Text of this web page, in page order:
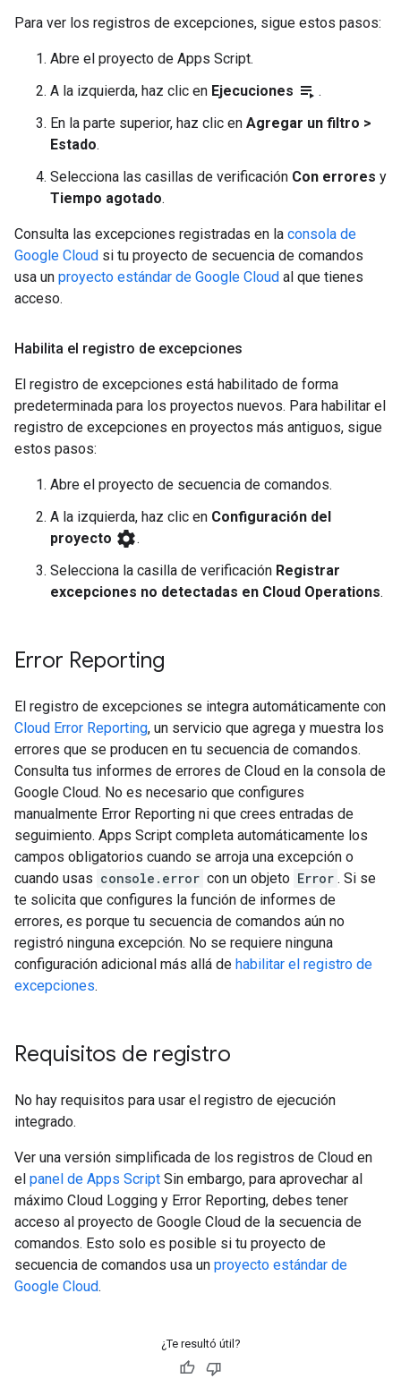
Para ver los registros de excepciones, sigue estos pasos:
Abre el proyecto de Apps Script.
A la izquierda, haz clic en Ejecuciones playlist_play .
En la parte superior, haz clic en Agregar un filtro >
Estado.
Selecciona las casillas de verificación Con errores y
Tiempo agotado.
Consulta las excepciones registradas en la consola de
Google Cloud si tu proyecto de secuencia de comandos
usa un proyecto estándar de Google Cloud al que tienes
acceso.
Habilita el registro de excepciones
El registro de excepciones está habilitado de forma
predeterminada para los proyectos nuevos. Para habilitar el
registro de excepciones en proyectos más antiguos, sigue
estos pasos:
Abre el proyecto de secuencia de comandos.
A la izquierda, haz clic en Configuración del
proyecto settings.
Selecciona la casilla de verificación Registrar
excepciones no detectadas en Cloud Operations.
Error Reporting
El registro de excepciones se integra automáticamente con
Cloud Error Reporting, un servicio que agrega y muestra los
errores que se producen en tu secuencia de comandos.
Consulta tus informes de errores de Cloud en la consola de
Google Cloud. No es necesario que configures
manualmente Error Reporting ni que crees entradas de
seguimiento. Apps Script completa automáticamente los
campos obligatorios cuando se arroja una excepción o
cuando usas console.error con un objeto Error . Si se
te solicita que configures la función de informes de
errores, es porque tu secuencia de comandos aún no
registró ninguna excepción. No se requiere ninguna
configuración adicional más allá de habilitar el registro de
excepciones.
Requisitos de registro
No hay requisitos para usar el registro de ejecución
integrado.
Ver una versión simplificada de los registros de Cloud en
el panel de Apps Script Sin embargo, para aprovechar al
máximo Cloud Logging y Error Reporting, debes tener
acceso al proyecto de Google Cloud de la secuencia de
comandos. Esto solo es posible si tu proyecto de
secuencia de comandos usa un proyecto estándar de
Google Cloud.
¿Te resultó útil?